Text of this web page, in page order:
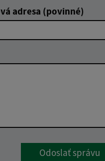
adresa (povinné)
Odoslať správu